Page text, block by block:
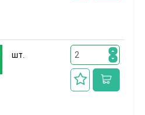
шт.